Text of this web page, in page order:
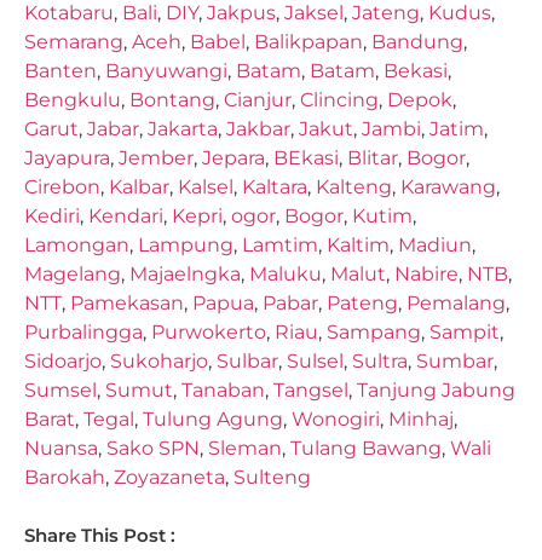
Kotabaru, Bali, DIY, Jakpus, Jaksel , Jateng, Kudus,
Semarang, Aceh, Babel , Balikpapan, Bandung,
Banten, Banyuwangi, Batam, Batam, Bekasi,
Bengkulu, Bontang, Cianjur, Clincing, Depok,
Garut, Jabar, Jakarta, Jakbar, Jakut, Jambi, Jatim,
Jayapura, Jember, Jepara, BEkasi, Blitar, Bogor,
Cirebon, Kalbar, Kalsel , Kaltara, Kalteng, Karawang,
Kediri, Kendari, Kepri, ogor, Bogor, Kutim,
Lamongan, Lampung, Lamtim, Kaltim, Madiun,
Magelang, Majaelngka, Maluku, Malut, Nabire, NTB,
NTT, Pamekasan, Papua, Pabar, Pateng, Pemalang,
Purbalingga, Purwokerto, Riau, Sampang, Sampit,
Sidoarjo, Sukoharjo, Sulbar, Sulsel , Sultra, Sumbar,
Sumsel , Sumut, Tanaban, Tangsel , Tanjung Jabung
Barat, Tegal , Tulung Agung, Wonogiri, Minhaj,
Nuansa, Sako SPN, Sleman, Tulang Bawang, Wali
Barokah, Zoyazaneta, Sulteng
Share This Post :